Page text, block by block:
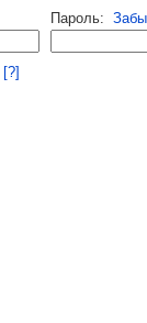
Пароль:
[?]